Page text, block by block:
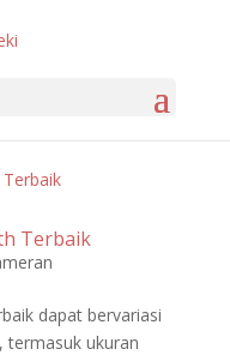
Terbaik
dapat bervariasi
termasuk ukuran